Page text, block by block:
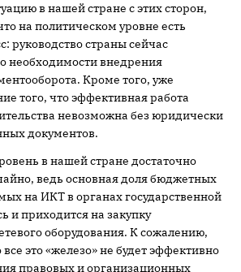
в нашей стране с этих сторон,
на политическом уровне есть
руководство страны сейчас
необходимости внедрения
Кроме того, уже
того, что эффективная работа
невозможна без юридически
документов.
в нашей стране достаточно
ведь основная доля бюджетных
на ИКТ в органах государственной
и приходится на закупку
оборудования. К сожалению,
все это «железо» не будет эффективно
правовых и организационных